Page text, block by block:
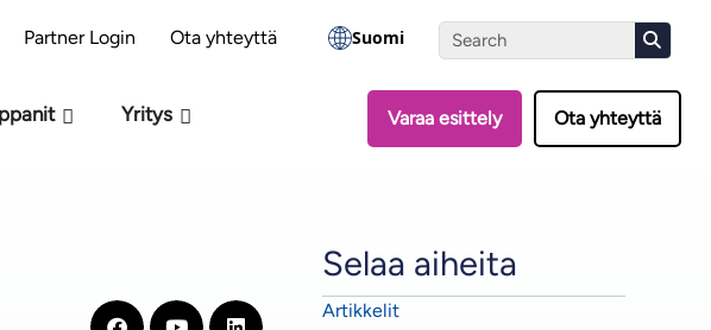
Partner Login Ota yhteyttä Suomi
Yritys Varaa esittely Ota yhteyttä
Selaa aiheita
Artikkelit
Tee arviointi